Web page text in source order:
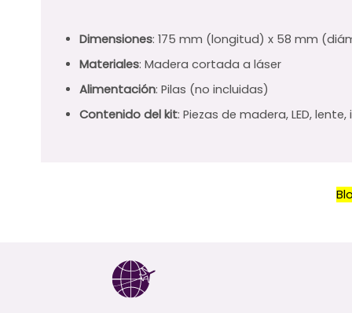
Dimensiones: 175 mm (longitud) x 58 mm
Materiales: Madera cortada a láser
Alimentación: Pilas (no incluidas)
Contenido del kit: Piezas de madera, LED,